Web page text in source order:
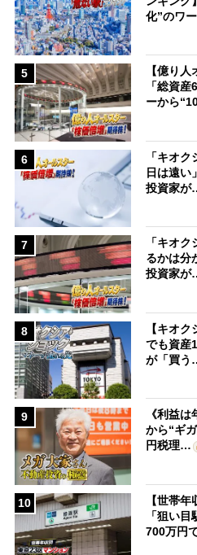
化”のワ
5
【億り
「総資
ーから
6
「キオ
日は遠い
投資家
7
「キオ
るかは分
投資家
8
【キオ
でも資産
が「買
9
《利益
から“ギ
円税理…
10
【世帯
「狙い
700万円